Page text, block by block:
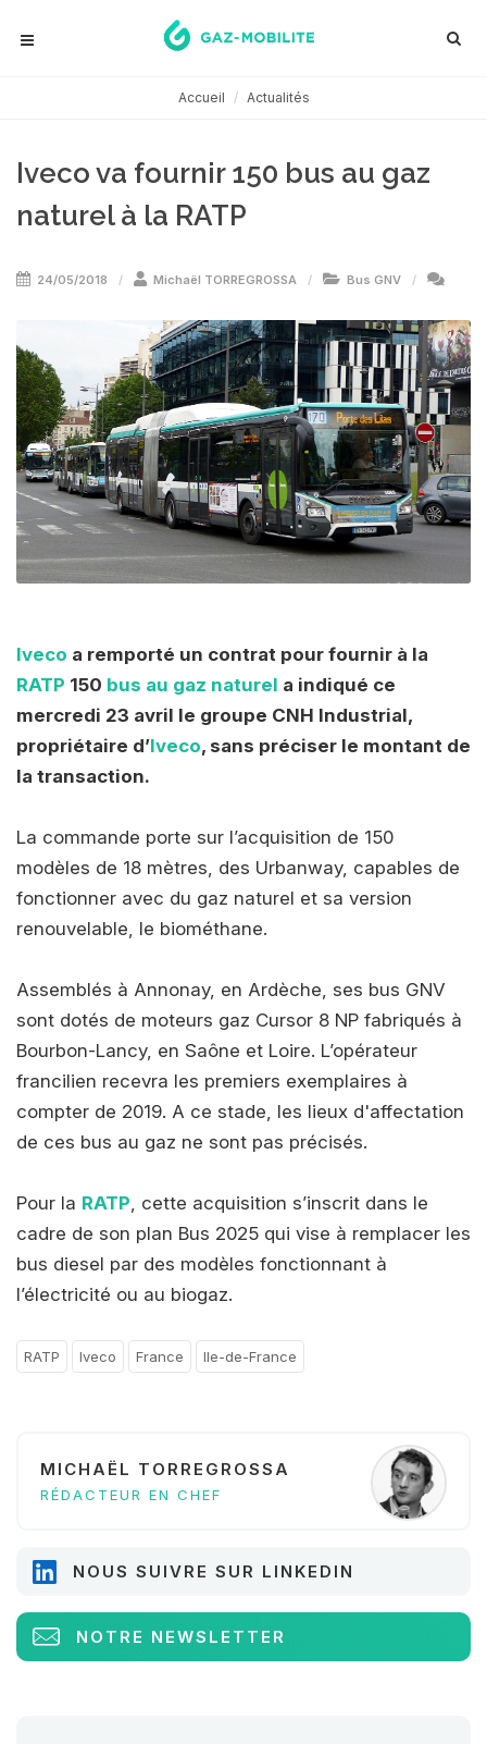
Accueil Actualités
Iveco va fournir 150 bus au gaz
naturel à la RATP
24/05/2018 Michaël TORREGROSSA Bus GNV
Iveco a remporté un contrat pour fournir à la
RATP 150 bus au gaz naturel a indiqué ce
mercredi 23 avril le groupe CNH Industrial,
propriétaire d’Iveco, sans préciser le montant de
la transaction.
La commande porte sur l’acquisition de 150
modèles de 18 mètres, des Urbanway, capables de
fonctionner avec du gaz naturel et sa version
renouvelable, le biométhane.
Assemblés à Annonay, en Ardèche, ses bus GNV
sont dotés de moteurs gaz Cursor 8 NP fabriqués à
Bourbon-Lancy, en Saône et Loire. L’opérateur
francilien recevra les premiers exemplaires à
compter de 2019. A ce stade, les lieux d'affectation
de ces bus au gaz ne sont pas précisés.
Pour la RATP, cette acquisition s’inscrit dans le
cadre de son plan Bus 2025 qui vise à remplacer les
bus diesel par des modèles fonctionnant à
l’électricité ou au biogaz.
RATP Iveco France Ile-de-France
MICHAËL TORREGROSSA
RÉDACTEUR EN CHEF
NOUS SUIVRE SUR LINKEDIN
NOTRE NEWSLETTER